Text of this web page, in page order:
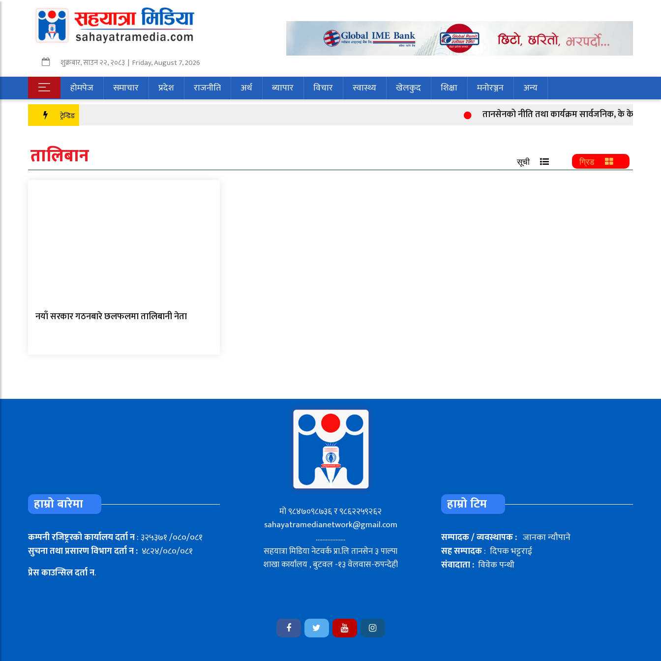
शुक्रबार,साउन२२,२०८३ | Friday, August 7, 2026
होमपेज समाचार प्रदेश राजनीति अर्थ ब्यापार विचार स्वास्थ्य खेलकुद शिक्षा मनोरञ्जन अन्य
ट्रेन्डिङ तानसेनको नीति तथा कार्यक्रम सार्वजनिक, के के छन्
तालिबान सूची ग्रिड
नयाँ सरकार गठनबारे छलफलमा तालिबानी नेता
हाम्रो बारेमा
कम्पनी रजिष्ट्ररको कार्यालय दर्ता न: ३२५३७१ /०८०/०८१
सुचना तथा प्रसारण विभाग दर्ता न : ४८२४/०८०/०८१
प्रेस काउन्सिल दर्ता न.
मो ९८४७०९८७३६ र ९८६२२५९२६२
sahayatramedianetwork@gmail.com
………………
सहयात्रा मिडिया नेटवर्क प्रा.लि तानसेन ३ पाल्पा
शाखा कार्यालय , बुटवल -१३ वेलवास-रुपन्देही
हाम्रो टिम
सम्पादक / व्यवस्थापक : जानका न्यौपाने
सह सम्पादक: दिपक भट्टराई
संवादाता : विवेक पन्थी